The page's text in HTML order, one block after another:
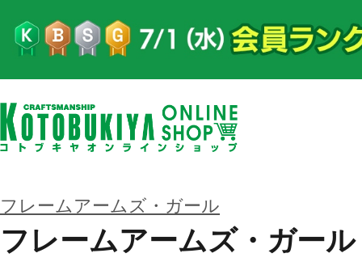
フレームアームズ・ガール
フレームアームズ・ガー